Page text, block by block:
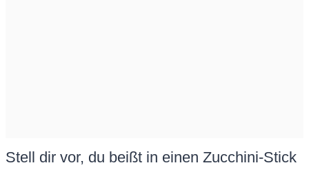
Stell dir vor, du beißt in einen Zucchini-Stick